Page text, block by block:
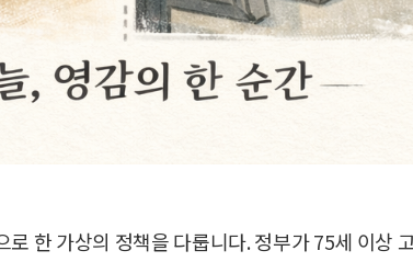
한 가상의 정책을 다룹니다. 정부가 75세 이상